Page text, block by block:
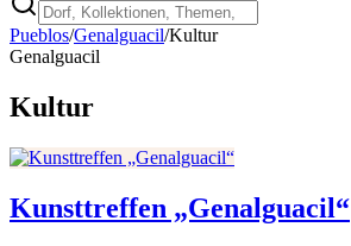
Pueblos/Genalguacil/Kultur
Genalguacil
Kultur
Kunsttreffen „Genalguacil“